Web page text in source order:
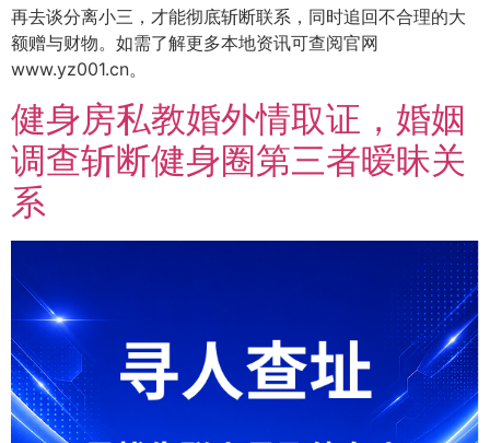
再去谈分离小三，才能彻底斩断联系，同时追回不合理的大
额赠与财物。如需了解更多本地资讯可查阅官网
www.yz001.cn。
健身房私教婚外情取证，婚姻
调查斩断健身圈第三者暧昧关
系